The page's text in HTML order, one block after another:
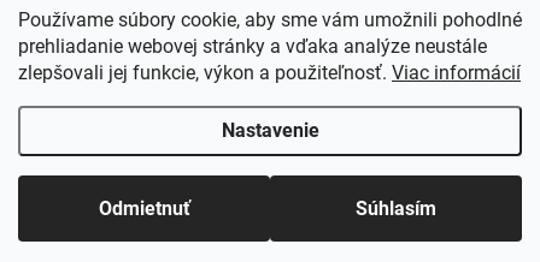
Používame súbory cookie, aby sme vám umožnili pohodlné
prehliadanie webovej stránky a vďaka analýze neustále
zlepšovali jej funkcie, výkon a použiteľnosť. Viac informácií
Nastavenie
Odmietnuť Súhlasím
Nyos Artemis 250ml
15,50 €
Copyright 2026Koraly.sk. Všetky práva vyhradené.